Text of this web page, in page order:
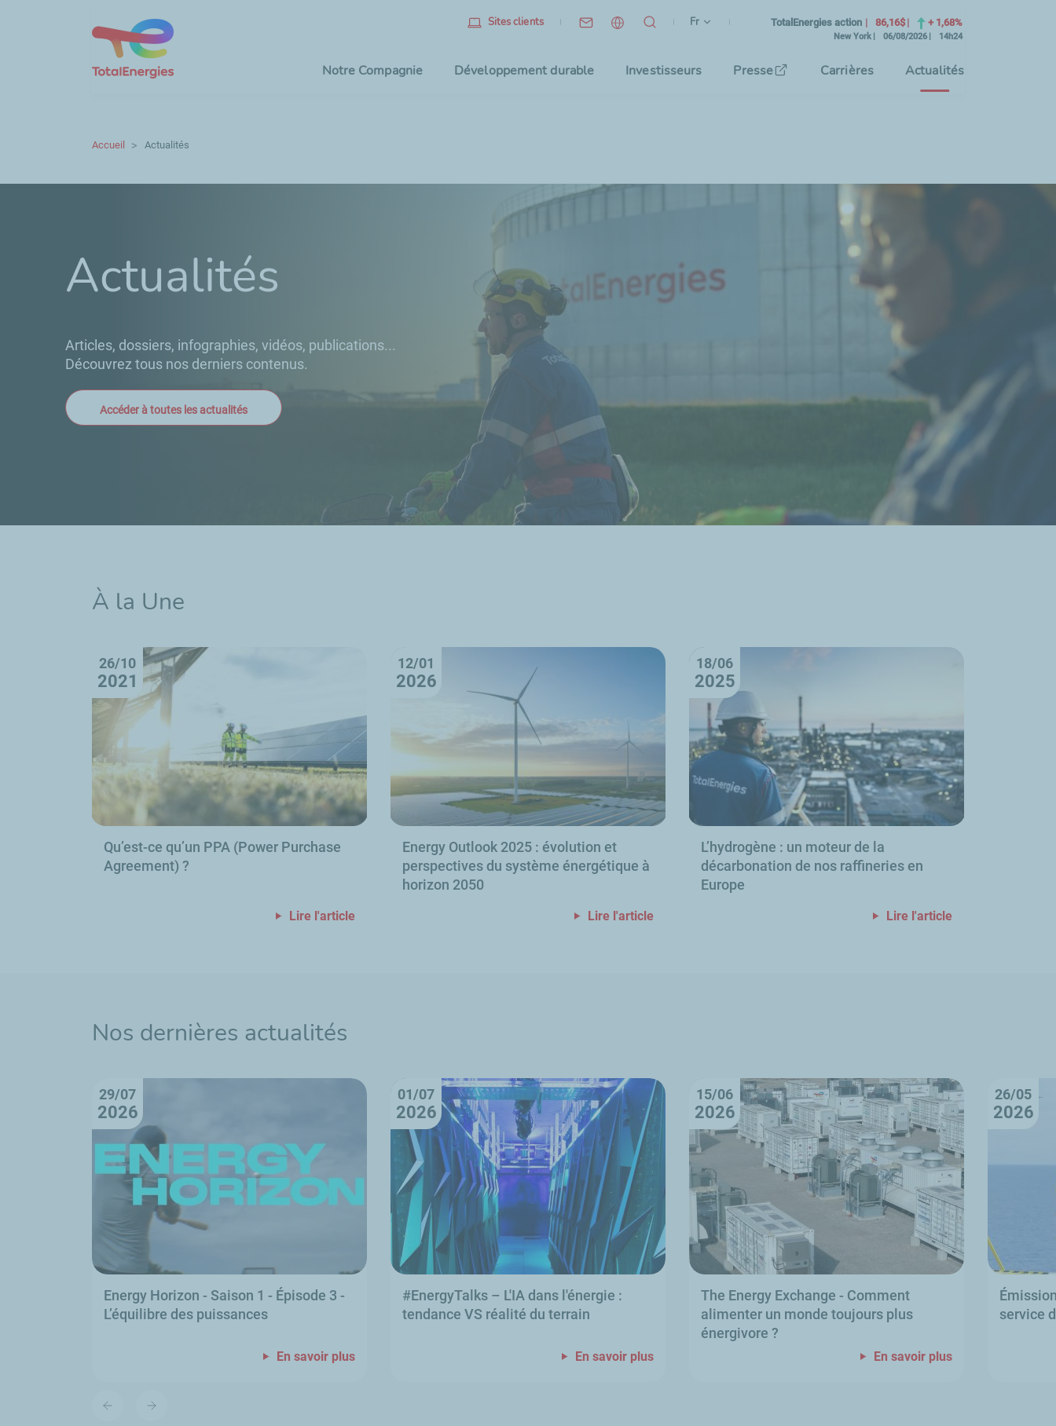
Sites clients Français
(langue Courante)
Fr
Sélectionnez la langue de l'interface
TotalEnergies action 86,16$ + 1,68%
New York 06/08/2026 14h24
Notre Compagnie Développement durable Investisseurs Presse Carrières Actualités
Accueil Actualités
Actualités
Articles, dossiers, infographies, vidéos, publications...
Découvrez tous nos derniers contenus.
Accéder à toutes les actualités
À la Une
26/10
2021
Qu’est-ce qu’un PPA (Power Purchase
Agreement) ?
Lire l'article
12/01
2026
Energy Outlook 2025 : évolution et
perspectives du système énergétique à
horizon 2050
Lire l'article
18/06
2025
L’hydrogène : un moteur de la
décarbonation de nos raffineries en
Europe
Lire l'article
Nos dernières actualités
29/07
2026
Energy Horizon - Saison 1 - Épisode 3 -
L’équilibre des puissances
En savoir plus
01/07
2026
#EnergyTalks – L'IA dans l'énergie :
tendance VS réalité du terrain
En savoir plus
15/06
2026
The Energy Exchange - Comment
alimenter un monde toujours plus
énergivore ?
En savoir plus
26/05
2026
service